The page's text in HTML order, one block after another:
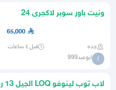
ونيت باور سوبر لاكجرى 24
65,000
جده قبل ٤ ساعات
ا ابوعبد999